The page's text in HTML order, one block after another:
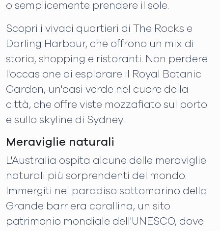
o semplicemente prendere il sole.
Scopri i vivaci quartieri di The Rocks e
Darling Harbour, che offrono un mix di
storia, shopping e ristoranti. Non perdere
l'occasione di esplorare il Royal Botanic
Garden, un'oasi verde nel cuore della
città, che offre viste mozzafiato sul porto
e sullo skyline di Sydney.
Meraviglie naturali
L'Australia ospita alcune delle meraviglie
naturali più sorprendenti del mondo.
Immergiti nel paradiso sottomarino della
Grande barriera corallina, un sito
patrimonio mondiale dell'UNESCO, dove